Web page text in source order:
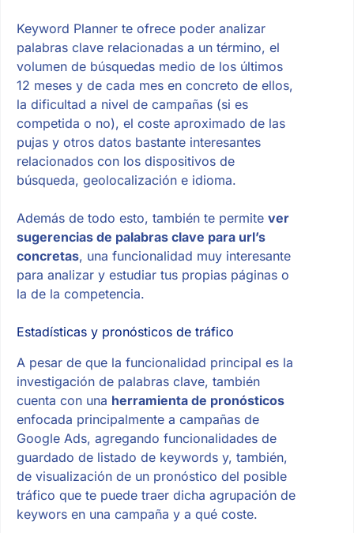
Keyword Planner te ofrece poder analizar
palabras clave relacionadas a un término, el
volumen de búsquedas medio de los últimos
12 meses y de cada mes en concreto de ellos,
la dificultad a nivel de campañas (si es
competida o no), el coste aproximado de las
pujas y otros datos bastante interesantes
relacionados con los dispositivos de
búsqueda, geolocalización e idioma.
Además de todo esto, también te permite ver
sugerencias de palabras clave para url’s
concretas, una funcionalidad muy interesante
para analizar y estudiar tus propias páginas o
la de la competencia.
Estadísticas y pronósticos de tráfico
A pesar de que la funcionalidad principal es la
investigación de palabras clave, también
cuenta con una herramienta de pronósticos
enfocada principalmente a campañas de
Google Ads, agregando funcionalidades de
guardado de listado de keywords y, también,
de visualización de un pronóstico del posible
tráfico que te puede traer dicha agrupación de
keywors en una campaña y a qué coste.